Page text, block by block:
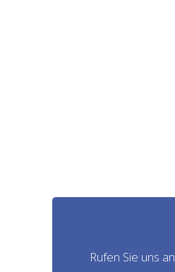
Rufen Sie uns an